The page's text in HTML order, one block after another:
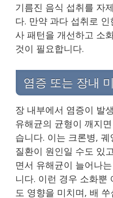
기름진 음식 섭취를 자
다. 만약 과다 섭취로
사 패턴을 개선하고 소
것이 필요합니다.
염증 또는 장내
장 내부에서 염증이 발
유해균의 균형이 깨지
습니다. 이는 크론병,
질환이 원인일 수도 있
면서 유해균이 늘어나
니다. 이런 경우 소화뿐
도 영향을 미치며, 배